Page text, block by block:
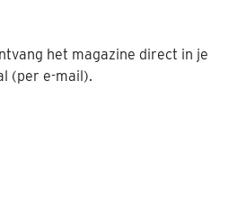
het magazine direct in je
(per e-mail).